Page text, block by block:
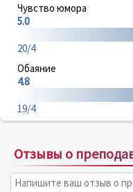
Чувство юмора
5.0
20/4
Обаяние
4.8
19/4
Отзывы о